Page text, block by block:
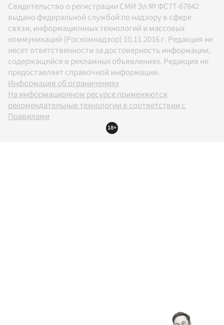
Свидетельство о регистрации СМИ Эл № ФС77-67642
выдано федеральной службой по надзору в сфере
связи, информационных технологий и массовых
коммуникаций (Роскомнадзор) 10.11.2016 г. Редакция не
несет ответственности за достоверность информации,
содержащейся в рекламных объявлениях. Редакция не
предоставляет справочной информации.
Информация об ограничениях
На информационном ресурсе применяются
рекомендательные технологии в соответствии с
Правилами
18+